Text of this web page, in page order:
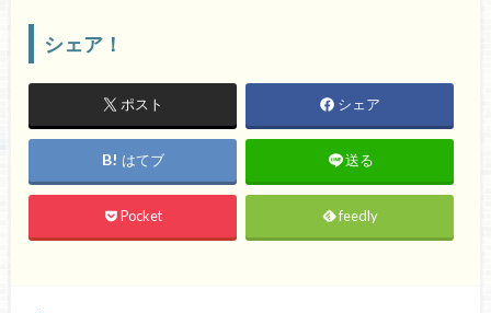
シェア！
ポスト シェア
はてブ 送る
Pocket feedly